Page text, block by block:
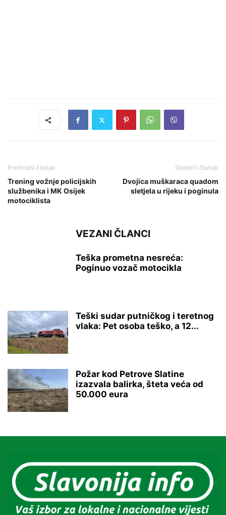
Prethodni članak
Trening vožnje policijskih
službenika i MK Osijek
motociklista
Sljedeći članak
Dvojica muškaraca quadom
sletjela u rijeku i poginula
VEZANI ČLANCI
Teška prometna nesreća:
Poginuo vozač motocikla
Teški sudar putničkog i teretnog
vlaka: Pet osoba teško, a 12...
Požar kod Petrove Slatine
izazvala balirka, šteta veća od
50.000 eura